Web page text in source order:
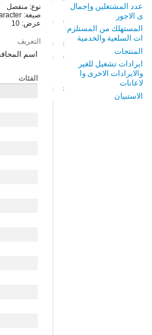
عدد المشتغلين وإجمال
ى الاجور
المستهلك من المستلزم
ات السلعية والخدمية
المنتجات
ايرادات تشغيل للغير
والايرادات الاخرى وا
لاعانات
الاستبيان
نوع: منفصل
صيغة: character
عرض: 10
التعريف
اسم
الفئات